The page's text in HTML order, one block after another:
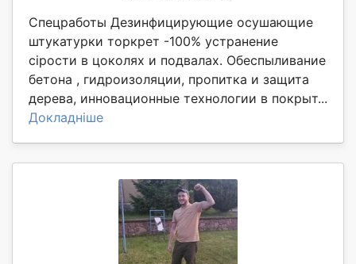
Спецработы Дезинфицирующие осушающие
штукатурки торкрет -100% устранение
сірости в цоколях и подвалах. Обеспыливание
бетона , гидроизоляции, пропитка и защита
дерева, инновационные технологии в покрыт...
Докладніше